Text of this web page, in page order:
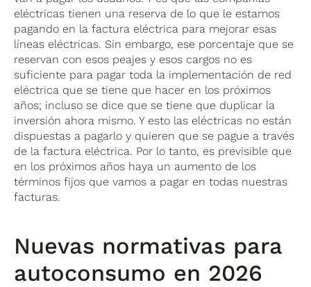
eléctricas tienen una reserva de lo que le estamos
pagando en la factura eléctrica para mejorar esas
líneas eléctricas. Sin embargo, ese porcentaje que se
reservan con esos peajes y esos cargos no es
suficiente para pagar toda la implementación de red
eléctrica que se tiene que hacer en los próximos
años; incluso se dice que se tiene que duplicar la
inversión ahora mismo. Y esto las eléctricas no están
dispuestas a pagarlo y quieren que se pague a través
de la factura eléctrica. Por lo tanto, es previsible que
en los próximos años haya un aumento de los
términos fijos que vamos a pagar en todas nuestras
facturas.
Nuevas normativas para
autoconsumo en 2026